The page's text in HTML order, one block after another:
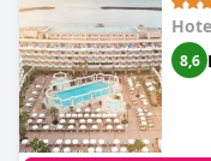
Vieraat mainitsivat
tähden luokitusta, mikä
voisivat olla
saavuttamiseksi. Tämä
hotellin kustannukset
laatutasoa, ja joidenkin
tarjontaan nähden.
8,6